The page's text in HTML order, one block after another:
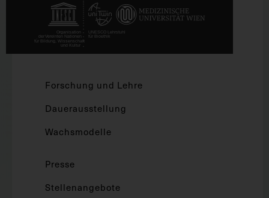
Forschung und Lehre
Dauerausstellung
Wachsmodelle
Presse
Stellenangebote